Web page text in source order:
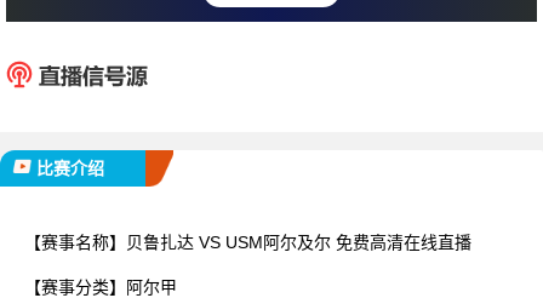
0 : 0
比赛介绍
【赛事名称】 贝鲁扎达 VS USM阿尔及尔 免费高清在线直播
【赛事分类】 阿尔甲